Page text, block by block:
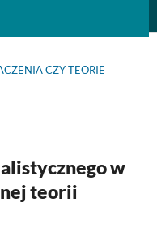
CZY TEORIE
w
teorii